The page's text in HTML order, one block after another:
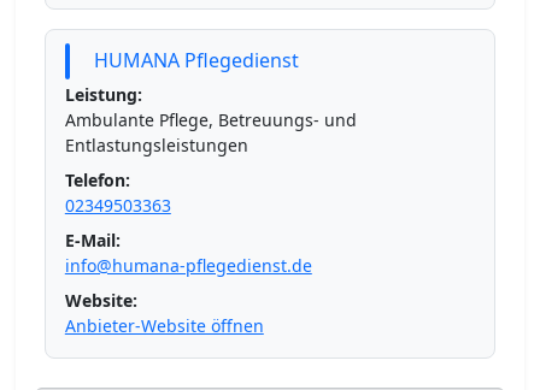
HUMANA Pflegedienst
Leistung:
Ambulante Pflege, Betreuungs- und
Entlastungsleistungen
Telefon:
02349503363
E-Mail:
info@humana-pflegedienst.de
Website:
Anbieter-Website öffnen